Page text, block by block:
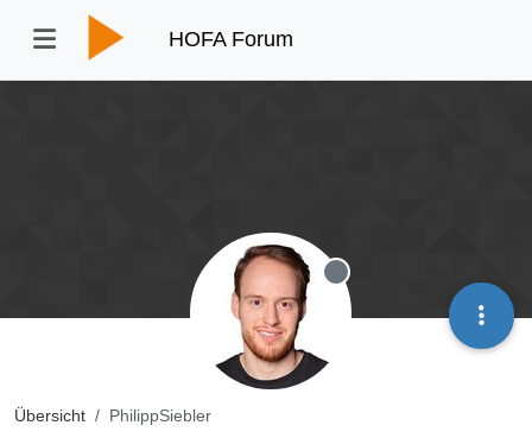
HOFA Forum
Übersicht PhilippSiebler
Offline